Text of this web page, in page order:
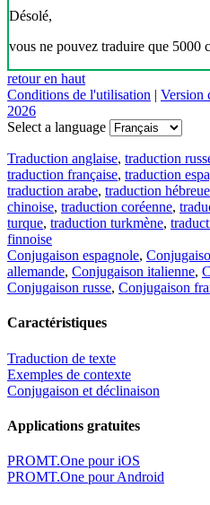
Désolé,
vous ne pouvez traduire que 5000
retour en haut
Conditions de l'utilisation | Version
2026
Select a language
Traduction anglaise, traduction
traduction française, traduction
traduction arabe, traduction hébreue
chinoise, traduction coréenne,
turque, traduction turkmène,
finnoise
Conjugaison espagnole,
allemande, Conjugaison italienne,
Conjugaison russe, Conjugaison
Caractéristiques
Traduction de texte
Exemples de contexte
Conjugaison et déclinaison
Applications gratuites
PROMT.One pour iOS
PROMT.One pour Android